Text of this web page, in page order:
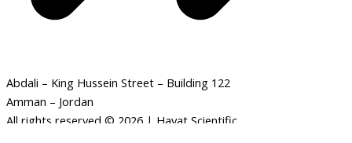
Abdali – King Hussein Street – Building 122
Amman – Jordan
All rights reserved © 2026 | Hayat Scientific